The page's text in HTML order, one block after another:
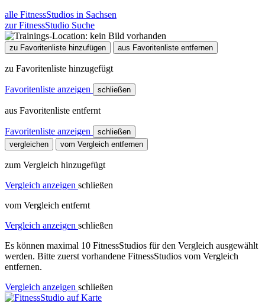
alle FitnessStudios in Sachsen
zur FitnessStudio Suche
zu Favoritenliste hinzufügen aus Favoritenliste entfernen
zu Favoritenliste hinzugefügt
Favoritenliste anzeigen schließen
aus Favoritenliste entfernt
Favoritenliste anzeigen
schließen
vergleichen
vom Vergleich entfernen
zum Vergleich hinzugefügt
Vergleich anzeigen schließen
vom Vergleich entfernt
Vergleich anzeigen schließen
Es können maximal 10 FitnessStudios für den Vergleich ausgewählt
werden. Bitte zuerst vorhandene FitnessStudios vom Vergleich
entfernen.
Vergleich anzeigen schließen